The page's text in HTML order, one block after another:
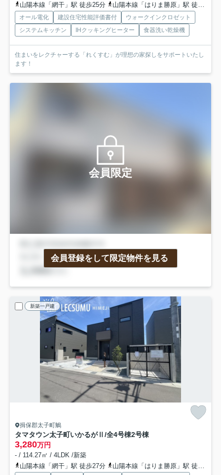
山陽本線「網干」駅 徒歩25分
山陽本線「はりま勝原」駅 徒歩54分
オール電化 建設住宅性能評価書付
ウォークインクロゼット
システムキッチン
IHクッキングヒーター 食器洗い乾燥機
住まいをレクチャーする「れくすむ」が理想の家探しをサポートいたし
ます！
会員限定
会員登録をして限定物件を見る
新築一戸建
揖保郡太子町鵤
タマタウン太子町いかるがⅡ/全4号棟2号棟
3,280万円
- / 114.27㎡ / 4LDK /新築
山陽本線「網干」駅 徒歩27分
山陽本線「はりま勝原」駅 徒歩59分